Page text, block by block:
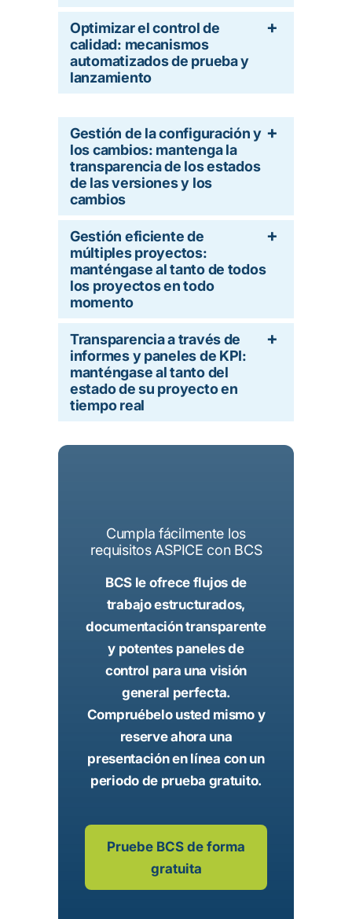
Optimizar el control de
calidad: mecanismos
automatizados de prueba y
lanzamiento
Gestión de la configuración y
los cambios: mantenga la
transparencia de los estados
de las versiones y los
cambios
Gestión eficiente de
múltiples proyectos:
manténgase al tanto de todos
los proyectos en todo
momento
Transparencia a través de
informes y paneles de KPI:
manténgase al tanto del
estado de su proyecto en
tiempo real
Cumpla fácilmente los
requisitos ASPICE con BCS
BCS le ofrece flujos de
trabajo estructurados,
documentación transparente
y potentes paneles de
control para una visión
general perfecta.
Compruébelo usted mismo y
reserve ahora una
presentación en línea con un
periodo de prueba gratuito.
Pruebe BCS de forma
gratuita